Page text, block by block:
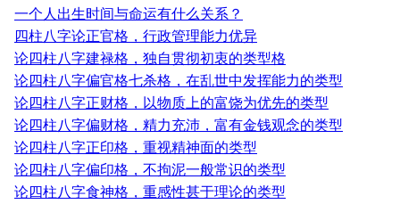
一个人出生时间与命运有什么关系？
四柱八字论正官格，行政管理能力优异
论四柱八字建禄格，独自贯彻初衷的类型格
论四柱八字偏官格七杀格，在乱世中发挥能力的类型
论四柱八字正财格，以物质上的富饶为优先的类型
论四柱八字偏财格，精力充沛，富有金钱观念的类型
论四柱八字正印格，重视精神面的类型
论四柱八字偏印格，不拘泥一般常识的类型
论四柱八字食神格，重感性甚于理论的类型